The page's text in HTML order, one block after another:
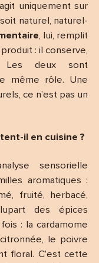
uniquement sur
soit naturel, naturel-
, lui, remplit
: il conserve,
Les deux sont
même rôle. Une
ce n’est pas un
il en cuisine ?
sensorielle
aromatiques :
fruité, herbacé,
des épices
: la cardamome
le poivre
floral. C’est cette